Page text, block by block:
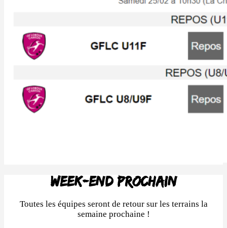
week-end prochain
Toutes les équipes seront de retour sur les terrains la
semaine prochaine !